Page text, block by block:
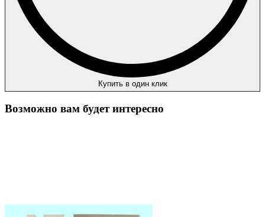
Купить в один клик
Возможно вам будет интересно